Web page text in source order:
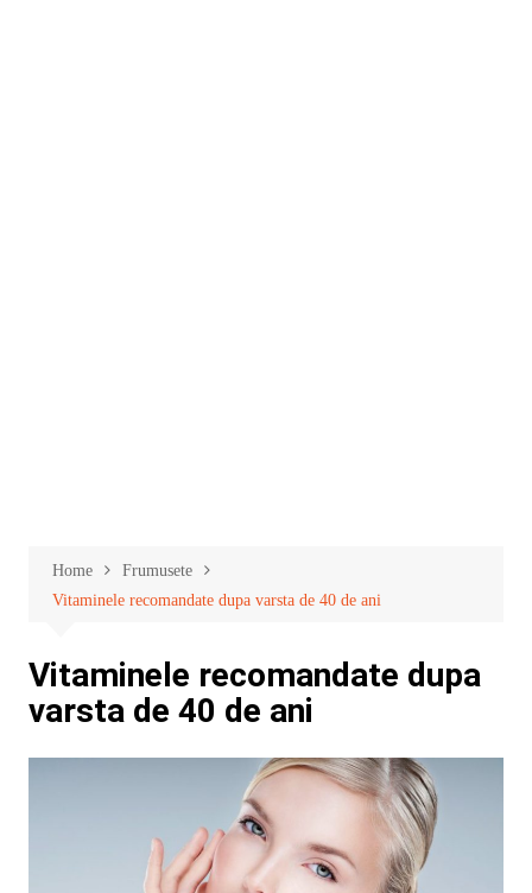
Home
Frumusete
Vitaminele recomandate dupa varsta de 40 de ani
Vitaminele recomandate dupa
varsta de 40 de ani